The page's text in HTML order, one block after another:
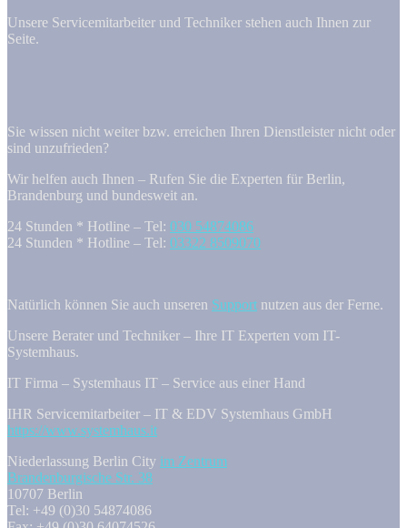
Unsere Servicemitarbeiter und Techniker stehen auch Ihnen zur
Seite.
Sie wissen nicht weiter bzw. erreichen Ihren Dienstleister nicht oder
sind unzufrieden?
Wir helfen auch Ihnen – Rufen Sie die Experten für Berlin,
Brandenburg und bundesweit an.
24 Stunden * Hotline – Tel: 030 54874086
24 Stunden * Hotline – Tel: 03322 8509070
Natürlich können Sie auch unseren Support nutzen aus der Ferne.
Unsere Berater und Techniker – Ihre IT Experten vom IT-
Systemhaus.
IT Firma – Systemhaus IT – Service aus einer Hand
IHR Servicemitarbeiter – IT & EDV Systemhaus GmbH
https://www.systemhaus.it
Niederlassung Berlin City im Zentrum
Brandenburgische Str. 38
10707 Berlin
Tel: +49 (0)30 54874086